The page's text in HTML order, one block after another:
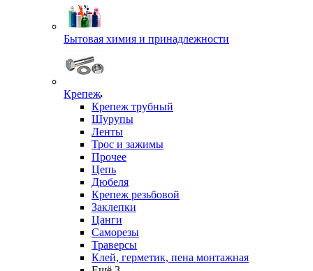
Бытовая химия и принадлежности
Крепеж
Крепеж трубный
Шурупы
Ленты
Трос и зажимы
Прочее
Цепь
Дюбеля
Крепеж резьбовой
Заклепки
Цанги
Саморезы
Траверсы
Клей, герметик, пена монтажная